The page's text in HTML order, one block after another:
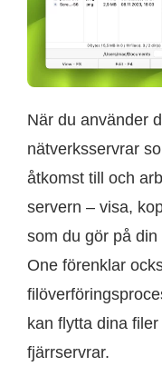
När du använder
nätverksservrar
åtkomst till och
servern – visa,
som du gör på
One förenklar
kan flytta dina
fjärrservrar.